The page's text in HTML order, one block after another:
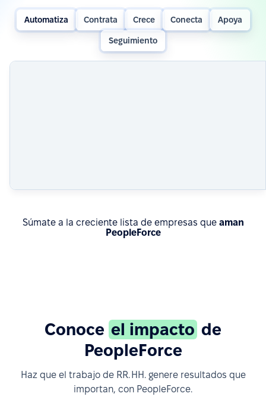
Automatiza Contrata Crece Conecta Apoya
Seguimiento
Súmate a la creciente lista de empresas que aman
PeopleForce
Conoce el impacto de
PeopleForce
Haz que el trabajo de RR. HH. genere resultados que
importan, con PeopleForce.